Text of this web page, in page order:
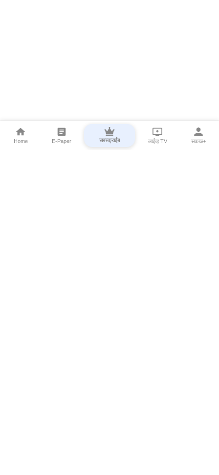
Home E-Paper सबस्क्राईब लाईव्ह TV सकाळ+